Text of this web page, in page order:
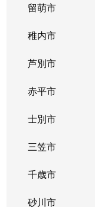
豊平４条
豊平４条
豊平６条
豊平８条
豊平８条
豊平９条
中の島１条
留萌市
稚内市
芦別市
赤平市
士別市
三笠市
千歳市
砂川市